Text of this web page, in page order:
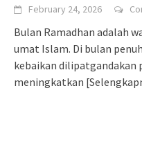
February 24, 2026
Bulan Ramadhan adalah
umat Islam. Di bulan
kebaikan dilipatgandakan
meningkatkan